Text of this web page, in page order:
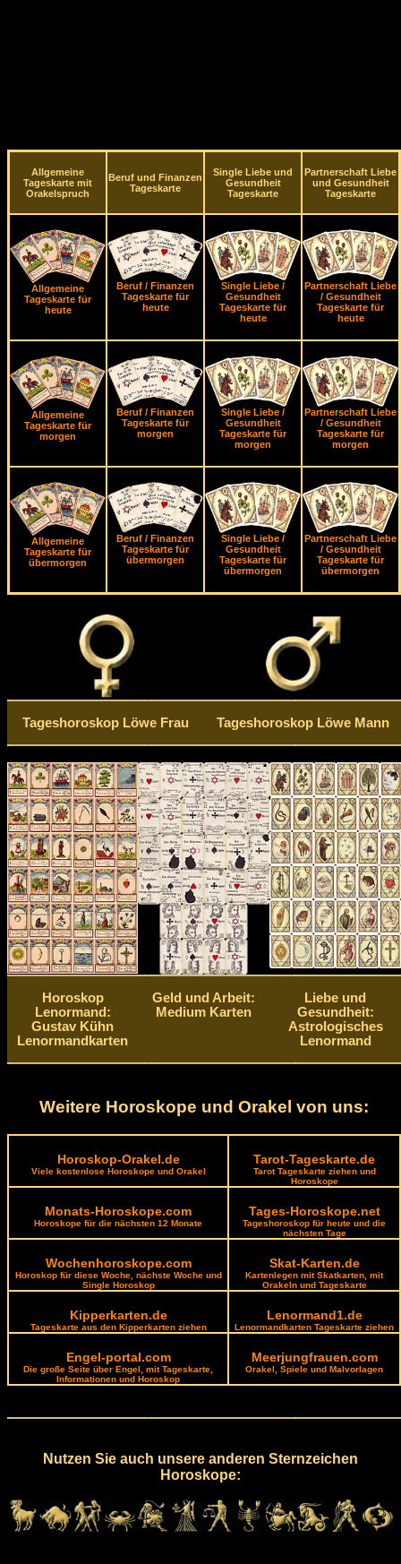
Allgemeine
Tageskarte mit
Orakelspruch
Beruf und Finanzen
Tageskarte
Single Liebe und
Gesundheit
Tageskarte
Partnerschaft Liebe
und Gesundheit
Tageskarte
Allgemeine
Tageskarte für
heute
Beruf / Finanzen
Tageskarte für
heute
Single Liebe /
Gesundheit
Tageskarte für
heute
Partnerschaft Liebe
/ Gesundheit
Tageskarte für
heute
Allgemeine
Tageskarte für
morgen
Beruf / Finanzen
Tageskarte für
morgen
Single Liebe /
Gesundheit
Tageskarte für
morgen
Partnerschaft Liebe
/ Gesundheit
Tageskarte für
morgen
Allgemeine
Tageskarte für
übermorgen
Beruf / Finanzen
Tageskarte für
übermorgen
Single Liebe /
Gesundheit
Tageskarte für
übermorgen
Partnerschaft Liebe
/ Gesundheit
Tageskarte für
übermorgen
Tageshoroskop Löwe Frau Tageshoroskop Löwe Mann
Horoskop
Lenormand:
Gustav Kühn
Lenormandkarten
Geld und Arbeit:
Medium Karten
Liebe und
Gesundheit:
Astrologisches
Lenormand
Weitere Horoskope und Orakel von uns:
Horoskop-Orakel.de
Viele kostenlose Horoskope und Orakel
Tarot-Tageskarte.de
Tarot Tageskarte ziehen und
Horoskope
Monats-Horoskope.com
Horoskope für die nächsten 12 Monate
Tages-Horoskope.net
Tageshoroskop für heute und die
nächsten Tage
Wochenhoroskope.com
Horoskop für diese Woche, nächste Woche und
Single Horoskop
Skat-Karten.de
Kartenlegen mit Skatkarten, mit
Orakeln und Tageskarte
Kipperkarten.de
Tageskarte aus den Kipperkarten ziehen
Lenormand1.de
Lenormandkarten Tageskarte ziehen
Engel-portal.com
Die große Seite über Engel, mit Tageskarte,
Informationen und Horoskop
Meerjungfrauen.com
Orakel, Spiele und Malvorlagen
Nutzen Sie auch unsere anderen Sternzeichen
Horoskope: